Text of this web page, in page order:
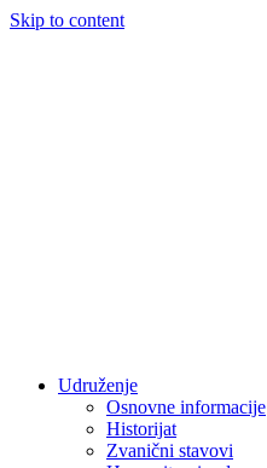
Skip to content
Udruženje
Osnovne informacije
Historijat
Zvanični stavovi